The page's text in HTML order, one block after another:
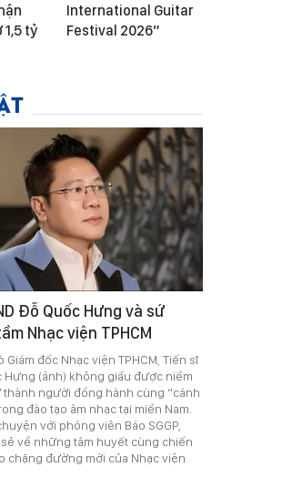
1,5 tỷ
International Guitar
Festival 2026”
Đỗ Quốc Hưng và sứ
Nhạc viện TPHCM
Giám đốc Nhạc viện TPHCM, Tiến sĩ
Hưng (ảnh) không giấu được niềm
người đồng hành cùng “cánh
đào tạo âm nhạc tại miền Nam.
với phóng viên Báo SGGP,
về những tâm huyết cùng chiến
chặng đường mới của Nhạc viện